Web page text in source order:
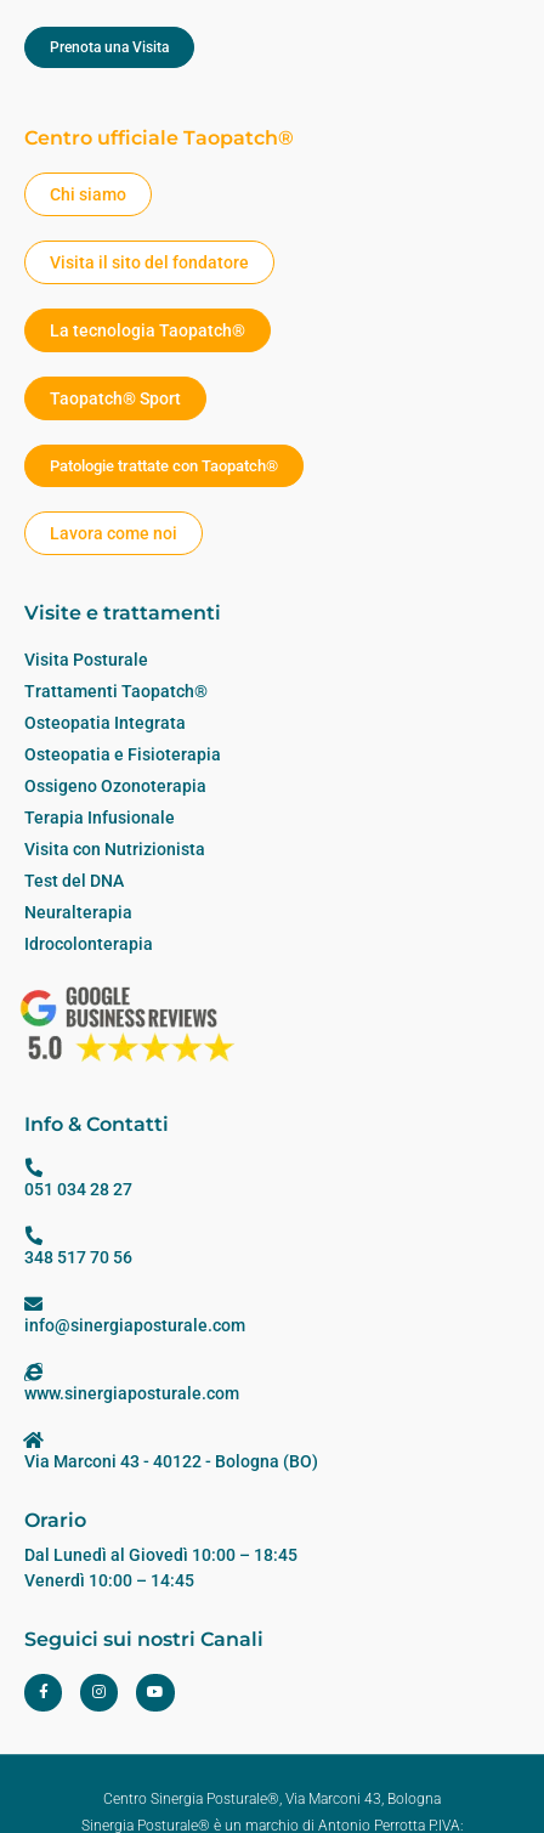
Prenota una Visita
Centro ufficiale Taopatch®
Chi siamo
Visita il sito del fondatore
La tecnologia Taopatch®
Taopatch® Sport
Patologie trattate con Taopatch®
Lavora come noi
Visite e trattamenti
Visita Posturale
Trattamenti Taopatch®
Osteopatia Integrata
Osteopatia e Fisioterapia
Ossigeno Ozonoterapia
Terapia Infusionale
Visita con Nutrizionista
Test del DNA
Neuralterapia
Idrocolonterapia
Info & Contatti
051 034 28 27
348 517 70 56
info@sinergiaposturale.com
www.sinergiaposturale.com
Via Marconi 43 - 40122 - Bologna (BO)
Orario
Dal Lunedì al Giovedì 10:00 – 18:45
Venerdì 10:00 – 14:45
Seguici sui nostri Canali
Centro Sinergia Posturale®, Via Marconi 43, Bologna
Sinergia Posturale® è un marchio di Antonio Perrotta P.IVA: